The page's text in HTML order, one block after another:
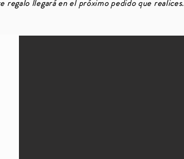
regalo llegará en el próximo pedido que realices.